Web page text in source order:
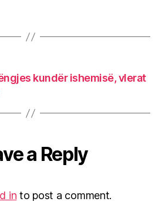
kundër ishemisë, vlerat
a Reply
in to post a comment.